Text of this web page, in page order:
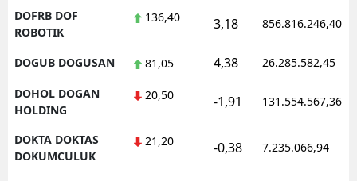
DOFRB DOF
ROBOTIK
136,40 3,18 856.816.246,40
DOGUB DOGUSAN 81,05 4,38 26.285.582,45
DOHOL DOGAN
HOLDING
20,50 -1,91 131.554.567,36
DOKTA DOKTAS
DOKUMCULUK
21,20 -0,38 7.235.066,94